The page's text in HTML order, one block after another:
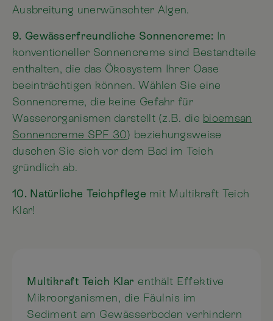
Ausbreitung unerwünschter Algen.
9. Gewässerfreundliche Sonnencreme: In
konventioneller Sonnencreme sind Bestandteile
enthalten, die das Ökosystem Ihrer Oase
beeinträchtigen können. Wählen Sie eine
Sonnencreme, die keine Gefahr für
Wasserorganismen darstellt (z.B. die bioemsan
Sonnencreme SPF 30) beziehungsweise
duschen Sie sich vor dem Bad im Teich
gründlich ab.
10. Natürliche Teichpflege mit Multikraft Teich
Klar!
Multikraft Teich Klar enthält Effektive
Mikroorganismen, die Fäulnis im
Sediment am Gewässerboden verhindern